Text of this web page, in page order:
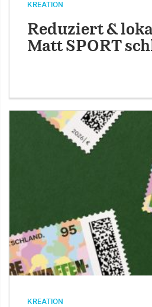
KREATION
Reduziert &
Matt SPORT
KREATION